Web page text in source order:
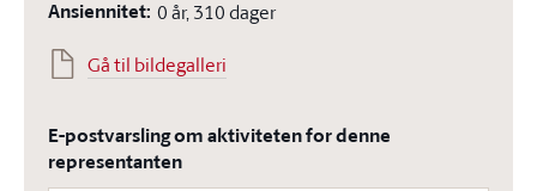
Ansiennitet: 0 år, 310 dager
Gå til bildegalleri
E-postvarsling om aktiviteten for denne
representanten